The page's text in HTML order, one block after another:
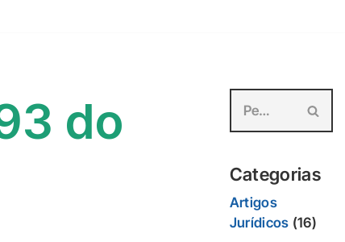
do
Categorias
Artigos
Jurídicos (16)